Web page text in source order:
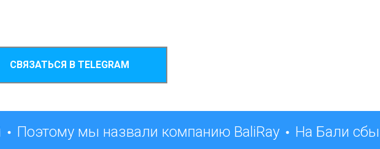
СВЯЗАТЬСЯ В TELEGRAM
Поэтому мы назвали компанию BaliRay На Бали